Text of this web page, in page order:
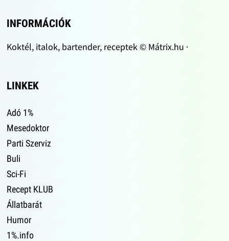
INFORMÁCIÓK
Koktél, italok, bartender, receptek © Mátrix.hu ·
LINKEK
Adó 1%
Mesedoktor
Parti Szerviz
Buli
Sci-Fi
Recept KLUB
Állatbarát
Humor
1%.info